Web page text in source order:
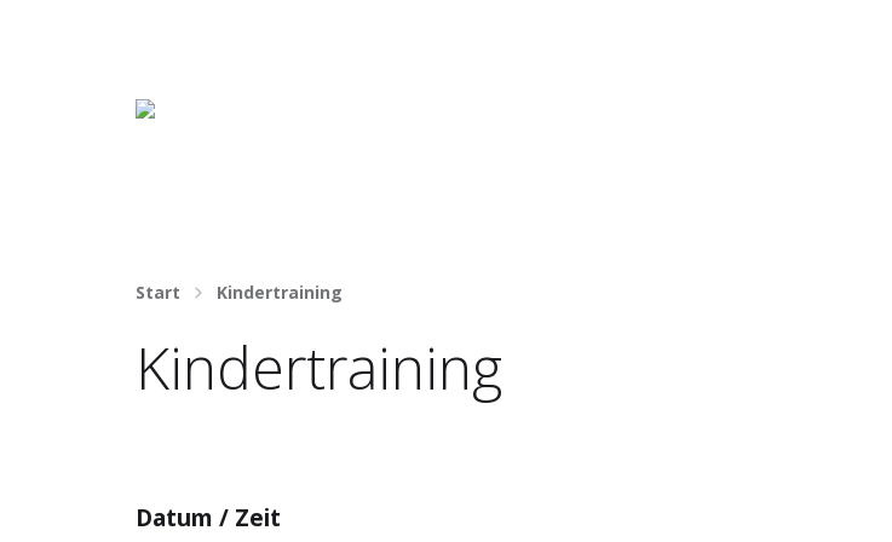
Häng nicht rum. Mach was draus!
Start Kindertraining
Kindertraining
Datum / Zeit